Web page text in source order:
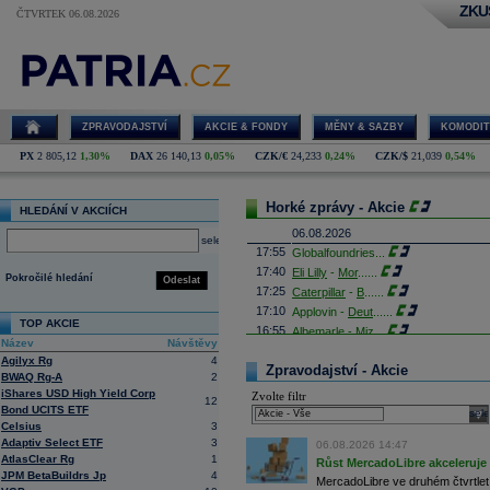
ČTVRTEK 06.08.2026
ZPRAVODAJSTVÍ AKCIE & FONDY MĚNY & SAZBY
PX 2 805,12 1,30% DAX 26 140,13 0,05% CZK/€ 24,233 0,24% CZK/$ 21,039 0,54%
HLEDÁNÍ V AKCIÍCH
select
Odeslat
Pokročilé hledání
TOP AKCIE
Název
Návštěvy
Agilyx Rg
4
BWAQ Rg-A
2
iShares USD High Yield Corp
Bond UCITS ETF
12
Celsius
3
Adaptiv Select ETF
3
AtlasClear Rg
1
JPM BetaBuildrs Jp
4
Horké zprávy - Akcie
06.08.2026
17:55 Globalfoundries
17:40 Eli Lilly - Mor......
17:25 Caterpillar - B
17:10 Applovin - Deut
16:55 Albemarle - Miz...
propadl do ztráty 8,8 milionu
Obrat společnosti se loni meziročně
16:41 AMD
16:26
Britské úřady schválily plánované
Britská vláda dnes oznámila, že
které rozptýlily obavy ministryně
16:26
Objem obchodů s akciemi na
Zpravodajství - Akcie
Zvolte filtr
06.08.2026 14:47
Růst MercadoLibre
MercadoLibre ve druhém